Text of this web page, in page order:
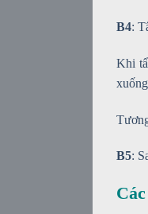
B4:
Khi
B5: